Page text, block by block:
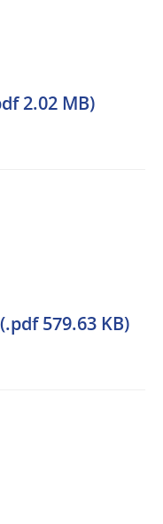
2.02 MB)
579.63 KB)